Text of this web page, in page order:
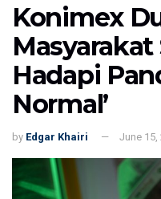
Konimex
Hadapi
Normal’
by Edgar Khairi June 15,